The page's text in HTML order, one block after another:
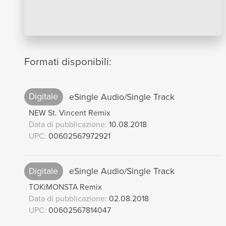
Formati disponibili:
Digitale eSingle Audio/Single Track
NEW St. Vincent Remix
Data di pubblicazione: 10.08.2018
UPC: 00602567972921
Digitale eSingle Audio/Single Track
TOKiMONSTA Remix
Data di pubblicazione: 02.08.2018
UPC: 00602567814047